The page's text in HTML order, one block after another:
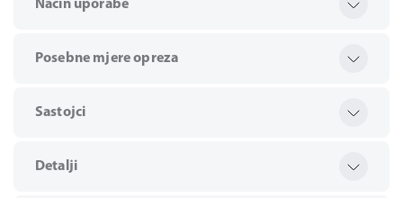
Način uporabe
Posebne mjere opreza
Sastojci
Detalji